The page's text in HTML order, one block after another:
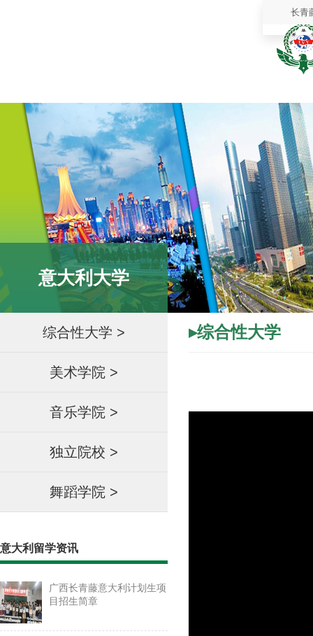
长青
意大利大学
综合性大学 >
美术学院 >
音乐学院 >
独立院校 >
舞蹈学院 >
意大利留学资讯
广西长青藤意大利计划生项
目招生简章
▸综合性大学